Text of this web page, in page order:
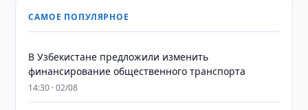
САМОЕ ПОПУЛЯРНОЕ
В Узбекистане предложили изменить
финансирование общественного транспорта
14:30 · 02/08